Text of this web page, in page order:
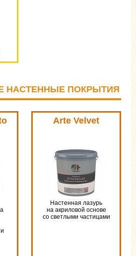
НАСТЕННЫЕ ПОКРЫТИЯ
Arte Velvet
Настенная лазурь
на акриловой основе
со светлыми частицами